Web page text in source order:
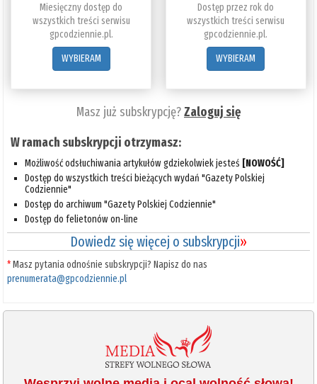
Miesięczny dostęp do
wszystkich treści serwisu
gpcodziennie.pl.
WYBIERAM
Dostęp przez rok do
wszystkich treści serwisu
gpcodziennie.pl.
WYBIERAM
Masz już subskrypcję?Zaloguj się
W ramach subskrypcji otrzymasz:
Możliwość odsłuchiwania artykułów gdziekolwiek jesteś [NOWOŚĆ]
Dostęp do wszystkich treści bieżących wydań "Gazety Polskiej
Codziennie"
Dostęp do archiwum "Gazety Polskiej Codziennie"
Dostęp do felietonów on-line
Dowiedz się więcej o subskrypcji»
*Masz pytania odnośnie subskrypcji? Napisz do nas
prenumerata@gpcodziennie.pl